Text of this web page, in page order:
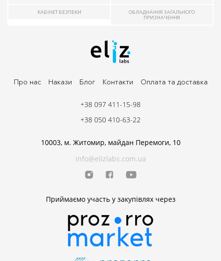
КАБІНЕТ БЕЗПЕКИ
ОБЛАДНАННЯ ЗАГАЛЬНОГО
ПРИЗНАЧЕННЯ
Про нас Накази Блог Контакти Оплата та доставка
10003, м. Житомир, майдан Перемоги, 10
info@elizlabs.com.ua
Приймаємо участь у закупівлях через
+38 097 411-15-98
+38 050 410-63-22